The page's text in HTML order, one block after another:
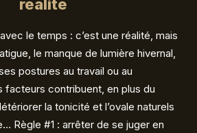
réalité
le temps : c’est une réalité, mais
le manque de lumière hivernal,
postures au travail ou au
contribuent, en plus du
la tonicité et l’ovale naturels
Règle #1 : arrêter de se juger en